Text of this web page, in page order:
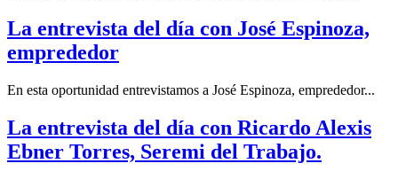
La entrevista del día con José Espinoza,
emprededor
En esta oportunidad entrevistamos a José Espinoza, emprededor...
La entrevista del día con Ricardo Alexis
Ebner Torres, Seremi del Trabajo.